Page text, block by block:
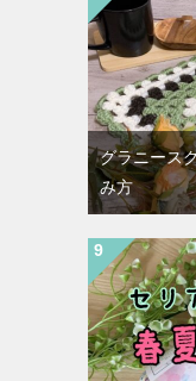
グラニース
み方